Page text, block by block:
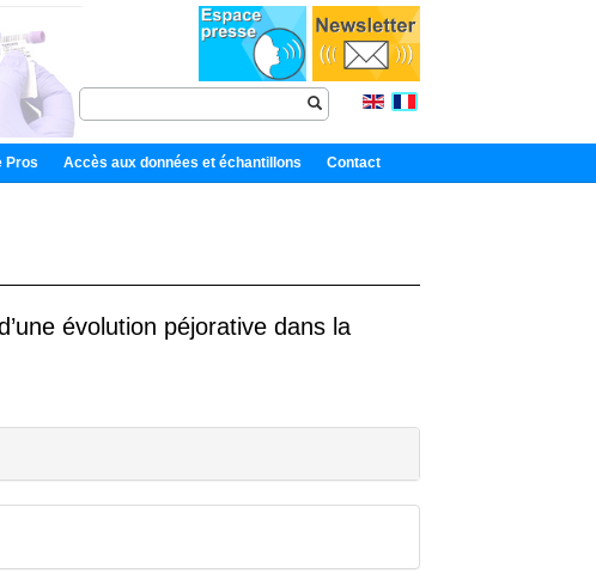
Pros Accès aux données et échantillons Contact
évolution péjorative dans la